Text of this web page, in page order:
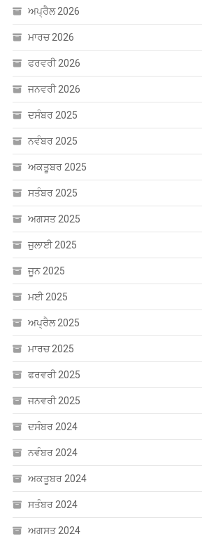
ਮਾਰਚ 2026
ਫਰਵਰੀ 2026
ਜਨਵਰੀ 2026
ਦਸੰਬਰ 2025
ਨਵੰਬਰ 2025
ਅਕਤੂਬਰ 2025
ਸਤੰਬਰ 2025
ਅਗਸਤ 2025
ਜੁਲਾਈ 2025
ਜੂਨ 2025
ਮਈ 2025
ਅਪ੍ਰੈਲ 2025
ਮਾਰਚ 2025
ਫਰਵਰੀ 2025
ਜਨਵਰੀ 2025
ਦਸੰਬਰ 2024
ਨਵੰਬਰ 2024
ਅਕਤੂਬਰ 2024
ਸਤੰਬਰ 2024
ਅਗਸਤ 2024
ਜੁਲਾਈ 2024